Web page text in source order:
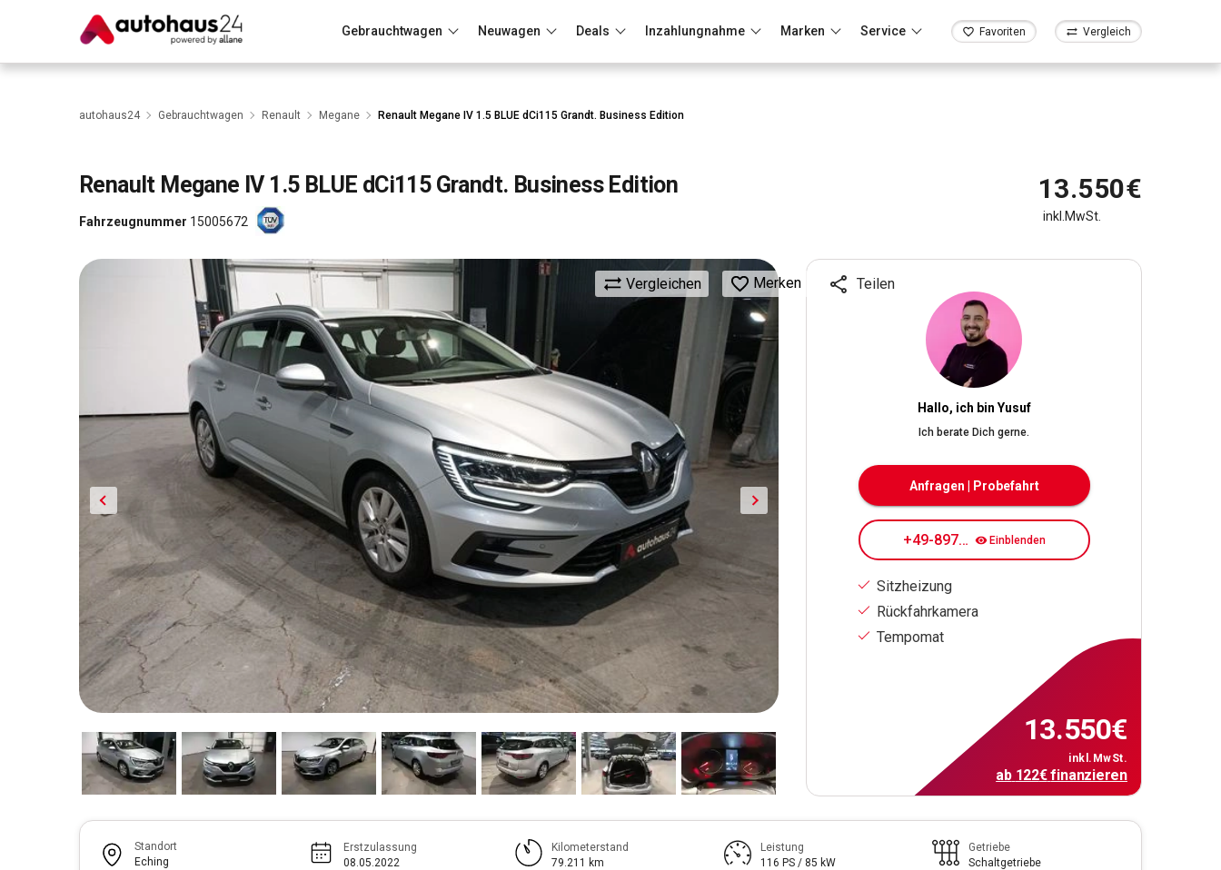
Gebrauchtwagen Neuwagen Deals Inzahlungnahme Marken Service Favoriten Vergleich
Wir bewerten dein AutoRund um die Inzahlungnahme
autohaus24 Gebrauchtwagen Renault Megane Renault Megane IV 1.5 BLUE dCi115 Grandt. Business Edition
Renault Megane IV 1.5 BLUE dCi115 Grandt. Business Edition
Fahrzeugnummer 15005672
Vergleichen Merken Teilen
13.550€
inkl.MwSt.
Hallo, ich bin Yusuf
Ich berate Dich gerne.
Anfragen | Probefahrt
+49-89708084187 Einblenden
Sitzheizung
Rückfahrkamera
Tempomat
13.550€
inkl.MwSt.
ab 122€finanzieren
Standort
Eching
Erstzulassung
08.05.2022
Kilometerstand
79.211 km
Leistung
116 PS / 85 kW
Getriebe
Schaltgetriebe